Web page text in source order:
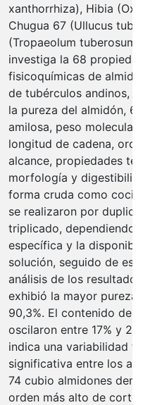
xanthorrhiza), Hibia
Chugua 67 (Ullucus
(Tropaeolum
investiga la 68
fisicoquímicas de
de tubérculos andinos,
la pureza del almidón,
amilosa, peso
longitud de cadena,
alcance, propiedades
morfología y
forma cruda como
se realizaron por
triplicado, dependiendo
específica y la
solución, seguido de
análisis de los
exhibió la mayor pureza
90,3%. El contenido de
oscilaron entre 17% y
indica una variabilidad
significativa entre los
74 cubio almidones
orden más alto de corto